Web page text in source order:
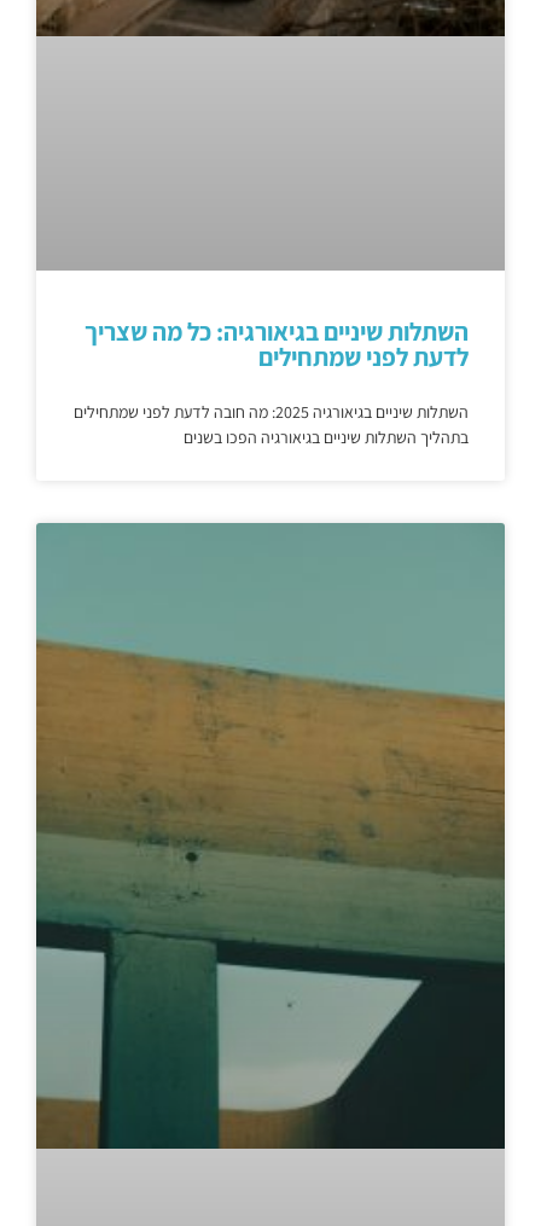
השתלות שיניים בגיאורגיה: כל מה שצריך
לדעת לפני שמתחילים
השתלות שיניים בגיאורגיה 2025: מה חובה לדעת לפני שמתחילים
בתהליך השתלות שיניים בגיאורגיה הפכו בשנים